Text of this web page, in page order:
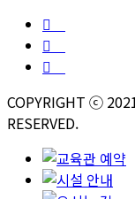
COPYRIGHT ⓒ
RESERVED.